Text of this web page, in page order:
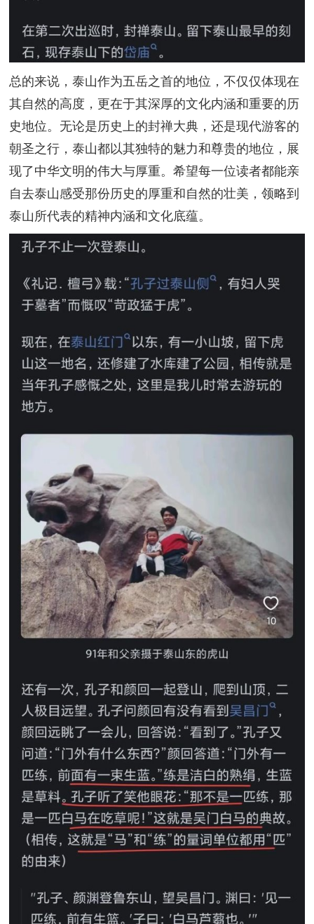
总的来说，泰山作为五岳之首的地位，不仅仅体现在
其自然的高度，更在于其深厚的文化内涵和重要的历
史地位。无论是历史上的封禅大典，还是现代游客的
朝圣之行，泰山都以其独特的魅力和尊贵的地位，展
现了中华文明的伟大与厚重。希望每一位读者都能亲
自去泰山感受那份历史的厚重和自然的壮美，领略到
泰山所代表的精神内涵和文化底蕴。